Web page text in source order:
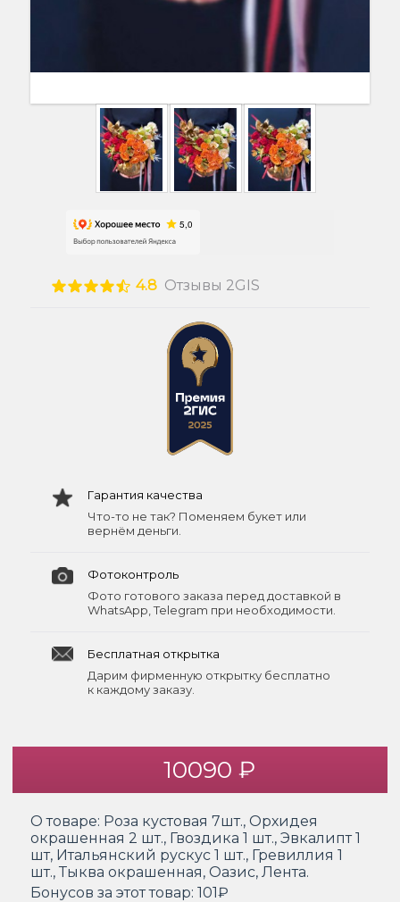
4.8 Отзывы 2GIS
Гарантия качества
Что-то не так? Поменяем букет или
вернём деньги.
Фотоконтроль
Фото готового заказа перед доставкой в
WhatsApp, Telegram при необходимости.
Бесплатная открытка
Дарим фирменную открытку бесплатно
к каждому заказу.
10090 ₽
О товаре: Роза кустовая 7шт., Орхидея
окрашенная 2 шт., Гвоздика 1 шт., Эвкалипт 1
шт, Итальянский рускус 1 шт., Гревиллия 1
шт., Тыква окрашенная, Оазис, Лента.
Бонусов за этот товар: 101₽